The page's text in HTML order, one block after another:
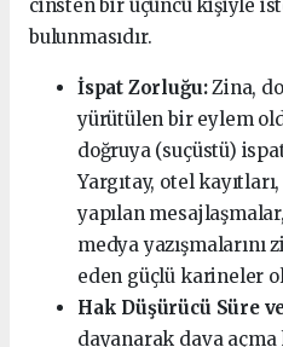
cinsten bir üçüncü kişiyle
bulunmasıdır.
İspat Zorluğu:Zina,
yürütülen bir eylem
doğruya (suçüstü)
Yargıtay, otel
yapılan
medya yazışmalarını
eden güçlü karineler
Hak Düşürücü Süre
dayanarak dava açma